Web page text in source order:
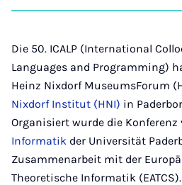
Die 50. ICALP (International
Languages and Programming)
Heinz Nixdorf MuseumsForum
Nixdorf Institut (HNI) in
Organisiert wurde die Konferenz
Informatik der Universität
Zusammenarbeit mit der
Theoretische Informatik